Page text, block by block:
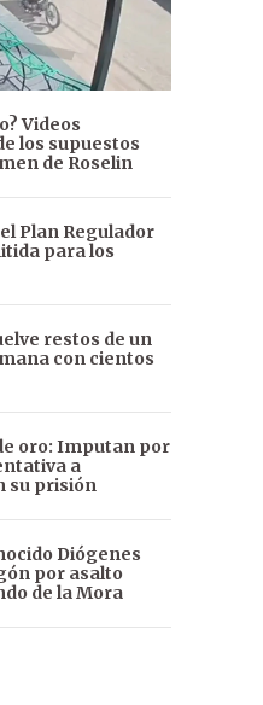
Videos
los supuestos
de Roselin
Plan Regulador
para los
restos de un
con cientos
oro: Imputan por
a
su prisión
Diógenes
por asalto
de la Mora